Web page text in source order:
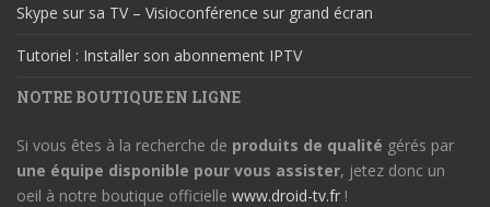
Skype sur sa TV – Visioconférence sur grand écran
Tutoriel : Installer son abonnement IPTV
NOTRE BOUTIQUE EN LIGNE
Si vous êtes à la recherche de produits de qualité gérés par
une équipe disponible pour vous assister, jetez donc un
oeil à notre boutique officielle www.droid-tv.fr !